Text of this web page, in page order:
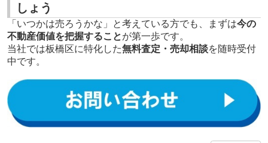
しょう
「いつかは売ろうかな」と考えている方でも、まずは今の
不動産価値を把握することが第一歩です。
当社では板橋区に特化した無料査定・売却相談を随時受付
中です。